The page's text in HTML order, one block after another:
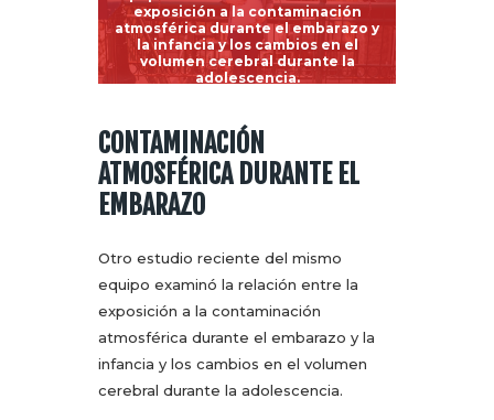
exposición a la contaminación
atmosférica durante el embarazo y
la infancia y los cambios en el
volumen cerebral durante la
adolescencia.
CONTAMINACIÓN
ATMOSFÉRICA DURANTE EL
EMBARAZO
Otro estudio reciente del mismo
equipo examinó la relación entre la
exposición a la contaminación
atmosférica durante el embarazo y la
infancia y los cambios en el volumen
cerebral durante la adolescencia.